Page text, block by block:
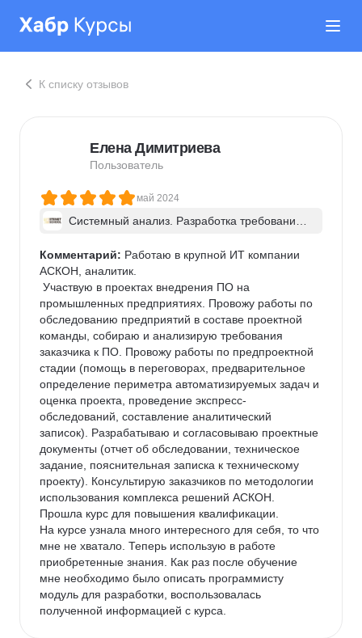
К списку отзывов
Елена Димитриева
Пользователь
май 2024
Системный анализ. Разработка требований
нты - в группе
Комментарий: Работаю в крупной ИТ компании
АСКОН, аналитик.
промышленных предприятиях. Провожу работы по
обследованию предприятий в составе проектной
команды, собираю и анализирую требования
заказчика к ПО. Провожу работы по предпроектной
стадии (помощь в переговорах, предварительное
определение периметра автоматизируемых задач и
оценка проекта, проведение экспресс-
обследований, составление аналитический
записок). Разрабатываю и согласовываю проектные
документы (отчет об обследовании, техническое
задание, пояснительная записка к техническому
проекту). Консультирую заказчиков по методологии
использования комплекса решений АСКОН.
Прошла курс для повышения квалификации.
На курсе узнала много интересного для себя, то что
мне не хватало. Теперь использую в работе
приобретенные знания. Как раз после обучение
мне необходимо было описать программисту
модуль для разработки, воспользовалась
полученной информацией с курса.